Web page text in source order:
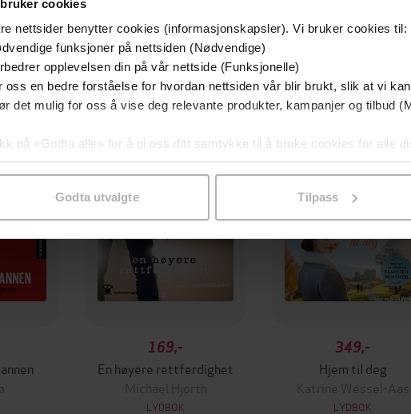
cookies
nettsider benytter cookies (informasjonskapsler). Vi bruker cookies til:
funksjoner på nettsiden (Nødvendige)
opplevelsen din på vår nettside (Funksjonelle)
oss en bedre forståelse for hvordan nettsiden vår blir brukt, slik at vi
det mulig for oss å vise deg relevante produkter, kampanjer og tilbud
på «Godta alle» for å gi oss ditt samtykke til å bruke cookies for alle
til spesifikke formål ved å klikke på «Tilpass». Du kan når som
Godta utvalgte Tilpass
kjøpt
169,-
En høyere rettferdighet
Michael Hjorth
LYDBOK
349,-
Hjem til deg
Katrine Wessel-Aas
LYDBOK